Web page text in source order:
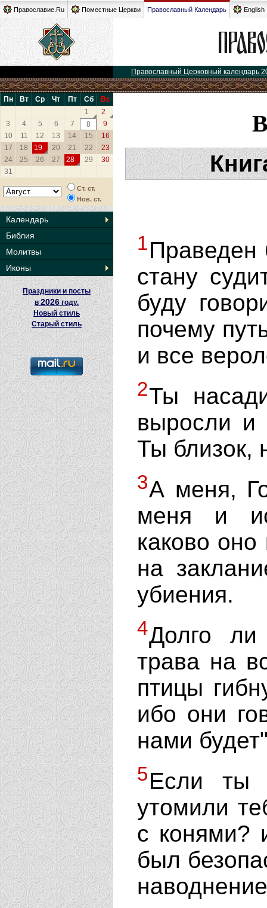
Православие.Ru Поместные Церкви Православный Календарь English
Православный Церковный календарь
Пн Вт Ср Чт Пт Сб
Вс
1
2
3
4 5 6 7 8
9
10
11 12 13 14 15
16
17
18 19 20 21 22
23
24
25 26 27 28 29
30
31
Ст. ст.
Нов. ст.
Календарь
Библия
Молитвы
Иконы
Праздники и посты
в2026 году.
Новый стиль
Старый стиль
1Праведен
стану
буду
почему
и все
2Ты
выросли и
Ты близок,
3А меня,
меня и
каково
на
убиения.
4Долго ли
трава на
птицы
ибо они
нами
5Если ты
утомили
с конями?
был